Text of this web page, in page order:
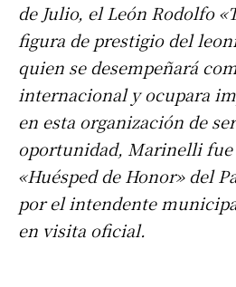
de Julio, el León Rodolfo
figura de prestigio del
quien se desempeñará
internacional y ocupara
en esta organización de
oportunidad, Marinelli fue
«Huésped de Honor» del
por el intendente
en visita oficial.